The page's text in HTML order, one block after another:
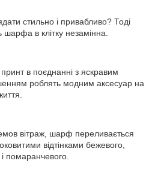
стильно і привабливо? Тоді
в клітку незамінна.
в поєднанні з яскравим
роблять модним аксесуар на
вітраж, шарф переливається
відтінками бежевого,
помаранчевого.